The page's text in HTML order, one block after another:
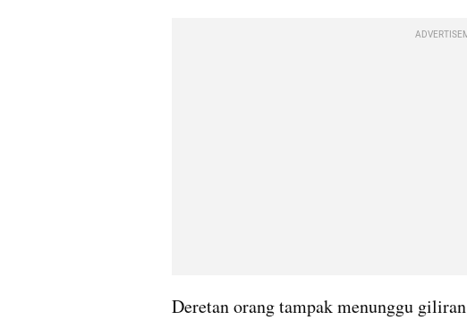
Deretan orang tampak menunggu